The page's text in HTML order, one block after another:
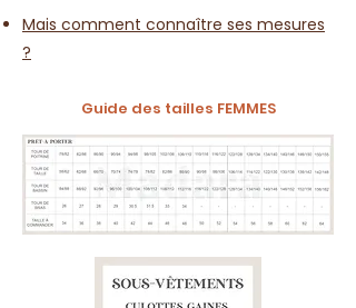
Mais comment connaître ses mesures
?
Guide des tailles FEMMES